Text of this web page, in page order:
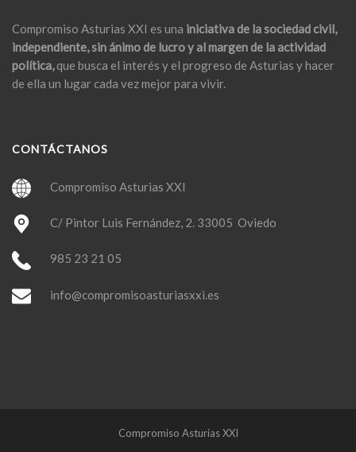
Compromiso Asturias XXI es una iniciativa de la sociedad civil,
independiente, sin ánimo de lucro y al margen de la actividad
política,que busca el interés y el progreso de Asturias y hacer
de ella un lugar cada vez mejor para vivir.
CONTÁCTANOS
Compromiso Asturias XXI
C/ Pintor Luis Fernández, 2. 33005 Oviedo
985 23 21 05
info@compromisoasturiasxxi.es
Compromiso Asturias XXI